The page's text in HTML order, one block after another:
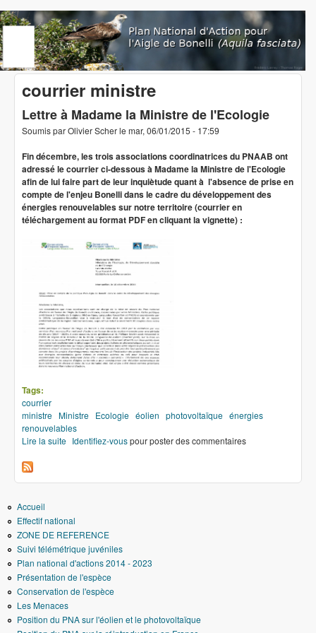
Aller au contenu principal
www.aigledebonelli.org
courrier ministre
Lettre à Madame la Ministre de l'Ecologie
Soumis parOlivier Scherle mar, 06/01/2015 - 17:59
Fin décembre, les trois associations coordinatrices du PNAAB ont
adressé le courrier ci-dessous à Madame la Ministre de l'Ecologie
afin de lui faire part de leur inquiètude quant à l'absence de prise en
compte de l'enjeu Bonelli dans le cadre du développement des
énergies renouvelables sur notre territoire (courrier en
téléchargement au format PDF en cliquant la vignette) :
Tags:
courrier
ministre Ministre Ecologie éolien photovoltaïque énergies
renouvelables
Lire la suite de Lettre à Madame la Ministre de l'Ecologie
Identifiez-vouspour poster des commentaires
Accueil
Effectif national
ZONE DE REFERENCE
Suivi télémétrique juvéniles
Plan national d'actions 2014 - 2023
Présentation de l'espèce
Conservation de l'espèce
Les Menaces
Position du PNA sur l'éolien et le photovoltaïque